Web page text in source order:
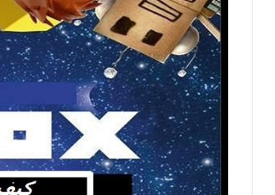
ل
ك
ت
ر
و
ن
ي
ا